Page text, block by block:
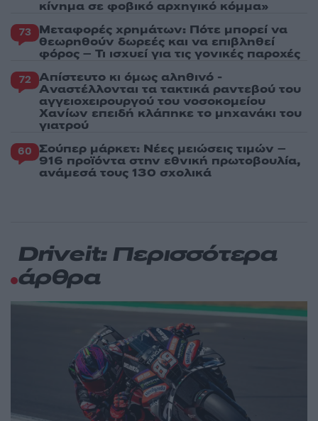
κίνημα σε φοβικό αρχηγικό κόμμα»
73 Μεταφορές χρημάτων: Πότε μπορεί να
θεωρηθούν δωρεές και να επιβληθεί
φόρος – Τι ισχυεί για τις γονικές παροχές
72 Απίστευτο κι όμως αληθινό -
Aναστέλλονται τα τακτικά ραντεβού του
αγγειοχειρουργού του νοσοκομείου
Χανίων επειδή κλάπηκε το μηχανάκι του
γιατρού
60 Σούπερ μάρκετ: Νέες μειώσεις τιμών –
916 προϊόντα στην εθνική πρωτοβουλία,
ανάμεσά τους 130 σχολικά
Driveit: Περισσότερα
άρθρα